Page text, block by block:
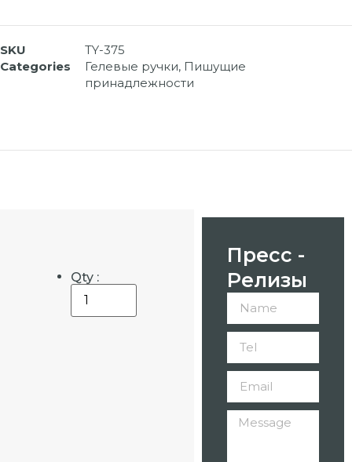
SKU
TY-375
Categories
Гелевые ручки, Пишущие
принадлежности
Qty :
Пресс -
Релизы